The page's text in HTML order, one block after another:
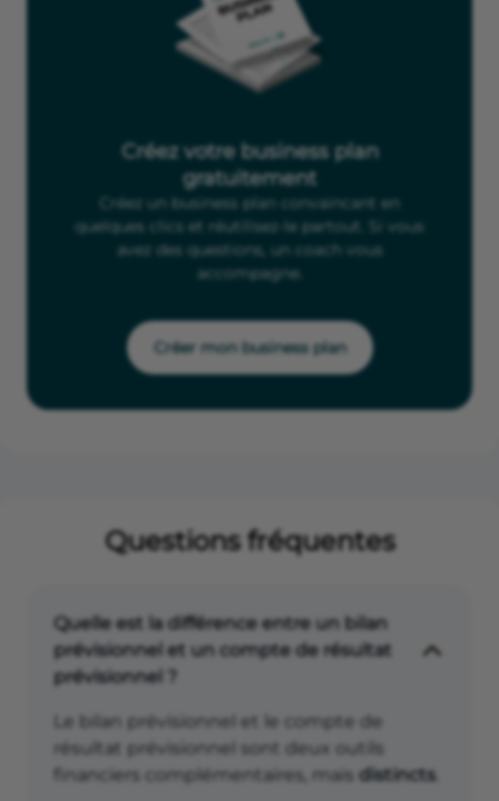
Créez votre business plan
gratuitement
Créez un business plan convaincant en
quelques clics et réutilisez-le partout. Si vous
avez des questions, un coach vous
accompagne.
Créer mon business plan
Questions fréquentes
Quelle est la différence entre un bilan
prévisionnel et un compte de résultat
prévisionnel ?
Le bilan prévisionnel et le compte de
résultat prévisionnel sont deux outils
financiers complémentaires, mais distincts.